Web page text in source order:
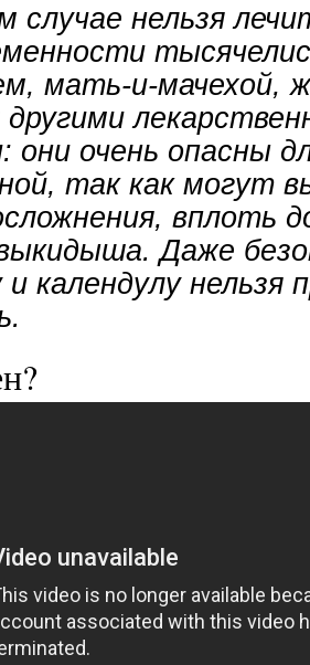
случае нельзя
мать-и-мачехой,
они очень опасны
так как могут
вплоть
Даже
календулу нельзя